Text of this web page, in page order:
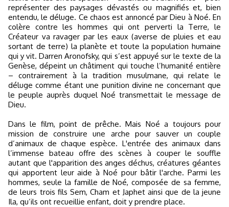
représenter des paysages dévastés ou magnifiés et, bien
entendu, le déluge. Ce chaos est annoncé par Dieu à Noé. En
colère contre les hommes qui ont perverti la Terre, le
Créateur va ravager par les eaux (averse de pluies et eau
sortant de terre) la planète et toute la population humaine
qui y vit. Darren Aronofsky, qui s’est appuyé sur le texte de la
Genèse, dépeint un châtiment qui touche l’humanité entière
– contrairement à la tradition musulmane, qui relate le
déluge comme étant une punition divine ne concernant que
le peuple auprès duquel Noé transmettait le message de
Dieu.
Dans le film, point de prêche. Mais Noé a toujours pour
mission de construire une arche pour sauver un couple
d’animaux de chaque espèce. L'entrée des animaux dans
l’immense bateau offre des scènes à couper le souffle
autant que l'apparition des anges déchus, créatures géantes
qui apportent leur aide à Noé pour bâtir l'arche. Parmi les
hommes, seule la famille de Noé, composée de sa femme,
de leurs trois fils Sem, Cham et Japhet ainsi que de la jeune
Ila, qu’ils ont recueillie enfant, doit y prendre place.